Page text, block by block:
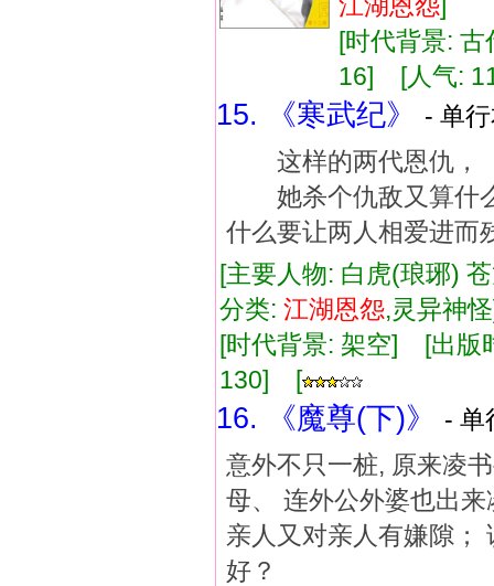
[时代背景:
16] [人气:
15. 《寒武纪》
- 单
这样的两代恩仇
她杀个仇敌又算
什么要让两人相爱进而
[主要人物: 白虎(琅琊)
分类: 江湖恩怨,灵异神
[时代背景: 架空] [出
130] [
16. 《魔尊(下)》
- 单
意外不只一桩, 原来凌
母、 连外公外婆也出
亲人又对亲人有嫌隙
好？